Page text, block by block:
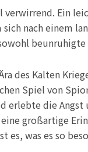
Ein
nach einem
beunruhigte
des Kalten
Spiel von
die Angst
großartige
es, was es so